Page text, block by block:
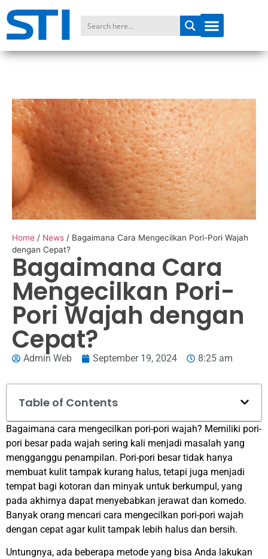
Home / News / Bagaimana Cara Mengecilkan Pori-Pori Wajah
dengan Cepat?
Bagaimana Cara
Mengecilkan Pori-
Pori Wajah dengan
Cepat?
Admin Web September 19, 2024 8:25 am
Table of Contents
Bagaimana cara mengecilkan pori-pori wajah? Memiliki pori-
pori besar pada wajah sering kali menjadi masalah yang
mengganggu penampilan. Pori-pori besar tidak hanya
membuat kulit tampak kurang halus, tetapi juga menjadi
tempat bagi kotoran dan minyak untuk berkumpul, yang
pada akhirnya dapat menyebabkan jerawat dan komedo.
Banyak orang mencari cara mengecilkan pori-pori wajah
dengan cepat agar kulit tampak lebih halus dan bersih.
Untungnya, ada beberapa metode yang bisa Anda lakukan